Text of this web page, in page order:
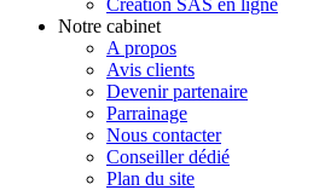
Notre cabinet
A propos
Avis clients
Devenir partenaire
Parrainage
Nous contacter
Conseiller dédié
Plan du site